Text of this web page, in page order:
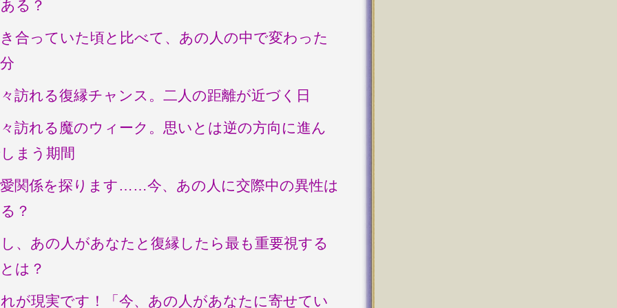
る？
合っていた頃と比べて、あの人の中で変わった
訪れる復縁チャンス。二人の距離が近づく日
訪れる魔のウィーク。思いとは逆の方向に進ん
まう期間
関係を探ります……今、あの人に交際中の異性は
？
、あの人があなたと復縁したら最も重要視する
は？
が現実です！「今、あの人があなたに寄せてい